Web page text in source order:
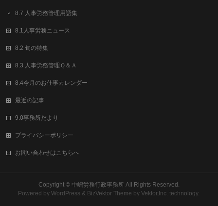
8.7 人事労務管理用語集
8.1人事労務ニュース
8.2 旬の特集
8.3 人事労務管理Ｑ＆Ａ
8.4今月のお仕事カレンダー
最近の記事
9.0事務所だより
プライバシーポリシー
お問い合わせはこちらへ
Copyright © 中嶋労務行政事務所All Rights Reserved.
Powered byWordPress & BizVektor Theme by Vektor,Inc. technology.